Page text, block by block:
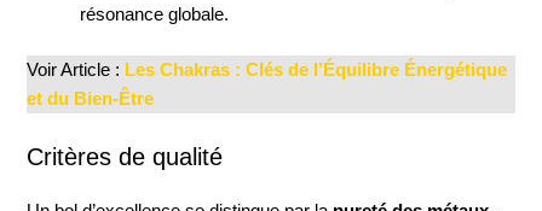
résonance globale.
Voir Article : Les Chakras : Clés de l’Équilibre Énergétique
et du Bien-Être
Critères de qualité